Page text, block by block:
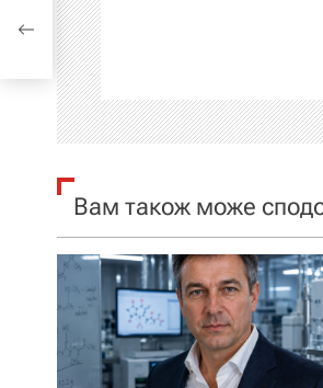
а
ц
і
я
а
п
и
Вам також може